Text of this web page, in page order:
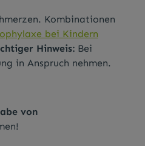
Kombinationen
bei Kindern
Hinweis:Bei
in Anspruch nehmen.
von